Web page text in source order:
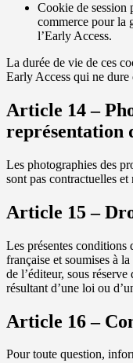
Cookie de session
commerce pour la
l’Early Access.
La durée de vie de ces
Early Access qui ne dure
Article 14 –
représentation
Les photographies des
sont pas contractuelles et
Article 15 –
Les présentes conditions
française et soumises à
de l’éditeur, sous
résultant d’une loi ou
Article 16 –
Pour toute question,